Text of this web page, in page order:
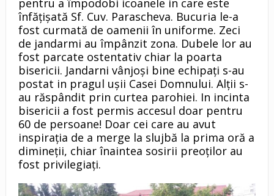
pentru a împodobi icoanele in care este
înfățișată Sf. Cuv. Parascheva. Bucuria le-a
fost curmată de oamenii în uniforme. Zeci
de jandarmi au împânzit zona. Dubele lor au
fost parcate ostentativ chiar la poarta
bisericii. Jandarni vânjoși bine echipați s-au
postat in pragul ușii Casei Domnului. Alții s-
au răspândit prin curtea parohiei. In incinta
bisericii a fost permis accesul doar pentru
60 de persoane! Doar cei care au avut
inspirația de a merge la slujbă la prima oră a
dimineții, chiar înaintea sosirii preoților au
fost privilegiați.